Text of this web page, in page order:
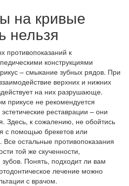
на кривые
нельзя
противопоказаний к
конструкциями
– смыкание зубных рядов. При
верхних и нижних
на них разрушающе.
прикусе не рекомендуется
реставрации – они
Здесь, к сожалению, не обойтись
с помощью брекетов или
Все остальные противопоказания
той же скученности,
Понять, подходит ли вам
лечение можно
с врачом.